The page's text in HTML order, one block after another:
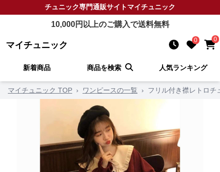
チュニック専門通販サイトマイチュニック
10,000円以上のご購入で送料無料
マイチュニック 0 0
新着商品 商品を検索 人気ランキング
マイチュニック TOP › ワンピースの一覧 › フリル付き襟レトロチ